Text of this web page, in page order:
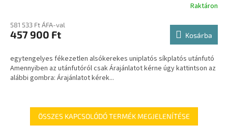
Raktáron
581 533 Ft ÁFA-val
457 900 Ft Kosárba
egytengelyes fékezetlen alsókerekes uniplatós síkplatós utánfutó
Amennyiben az utánfutóról csak Árajánlatot kérne úgy kattintson az
alábbi gombra: Árajánlatot kérek...
ÖSSZES KAPCSOLÓDÓ TERMÉK MEGJELENÍTÉSE